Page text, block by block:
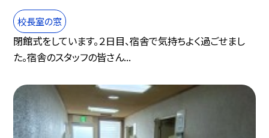
校長室の窓
閉館式をしています。２日目、宿舎で気持ちよく過ごせまし
た。宿舎のスタッフの皆さん...